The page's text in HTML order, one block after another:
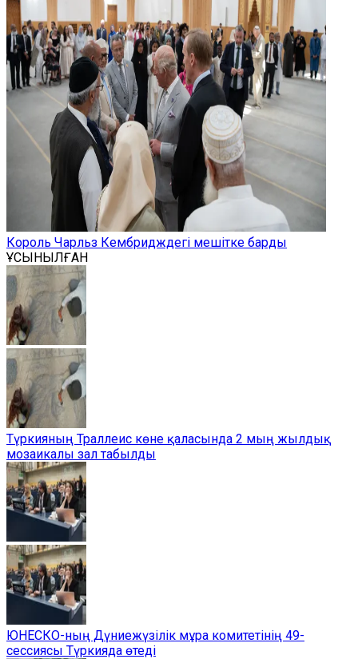
Король Чарльз Кембридждегі мешітке барды
ҰСЫНЫЛҒАН
Түркияның Траллеис көне қаласында 2 мың жылдық
мозаикалы зал табылды
ЮНЕСКО-ның Дүниежүзілік мұра комитетінің 49-
сессиясы Түркияда өтеді